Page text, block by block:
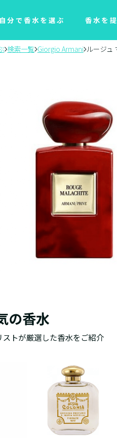
自分で香水を選ぶ 香水を
検索一覧 Giorgio Armani ルージュ
の香水
トが厳選した香水をご紹介